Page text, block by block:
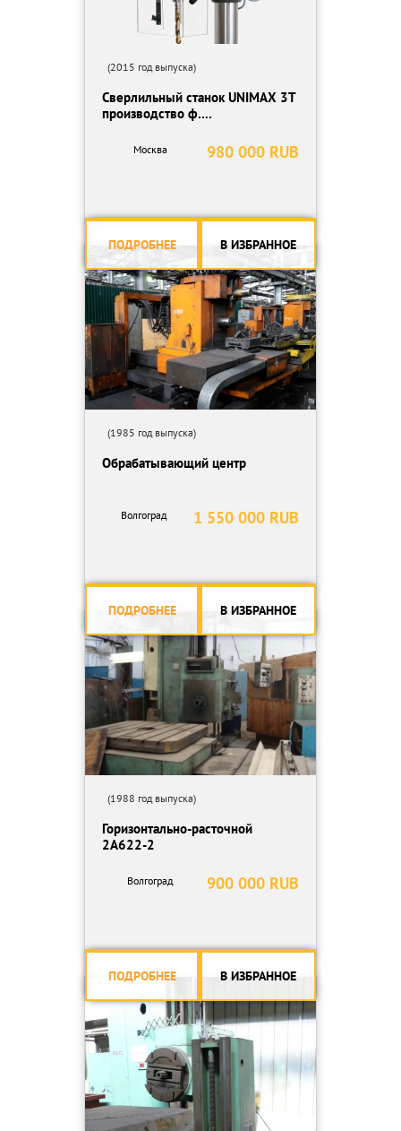
Мощность электродвигателя, кВт 0,55
Частота вращения, об/мин. 1500
Габаритные размеры, мм 770 x 370x 950
(2015 год выпуска)
Сверлильный станок UNIMAX 3T
производство ф....
980 000 RUB
Москва
ПОДРОБНЕЕ В ИЗБРАННОЕ
(1985 год выпуска)
Обрабатывающий центр
1 550 000 RUB
Волгоград
ПОДРОБНЕЕ В ИЗБРАННОЕ
(1988 год выпуска)
Горизонтально-расточной
2А622-2
900 000 RUB
Волгоград
ПОДРОБНЕЕ В ИЗБРАННОЕ